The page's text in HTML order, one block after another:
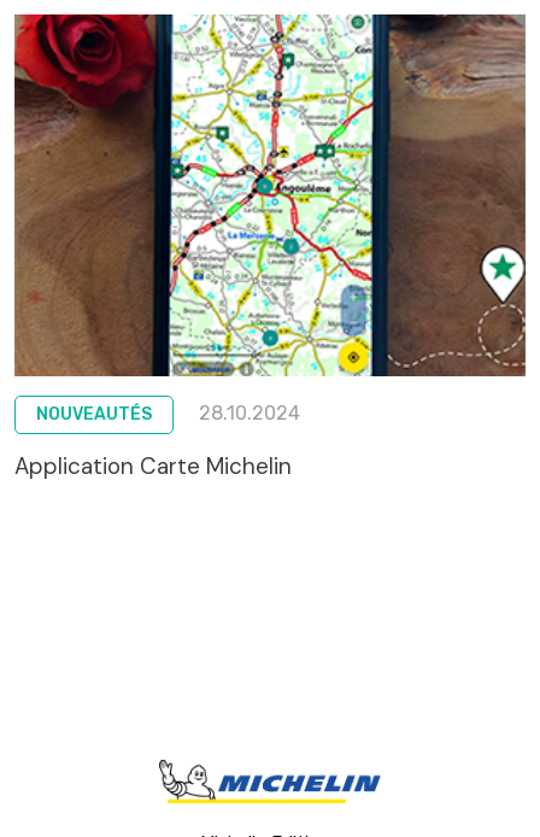
NOUVEAUTÉS 28.10.2024
Application Carte Michelin